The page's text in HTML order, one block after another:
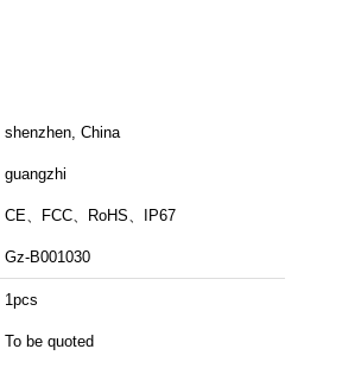
shenzhen, China
guangzhi
CE、FCC、RoHS、IP67
Gz-B001030
1pcs
To be quoted